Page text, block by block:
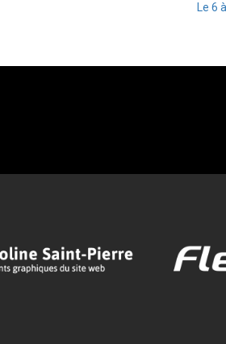
Le 6